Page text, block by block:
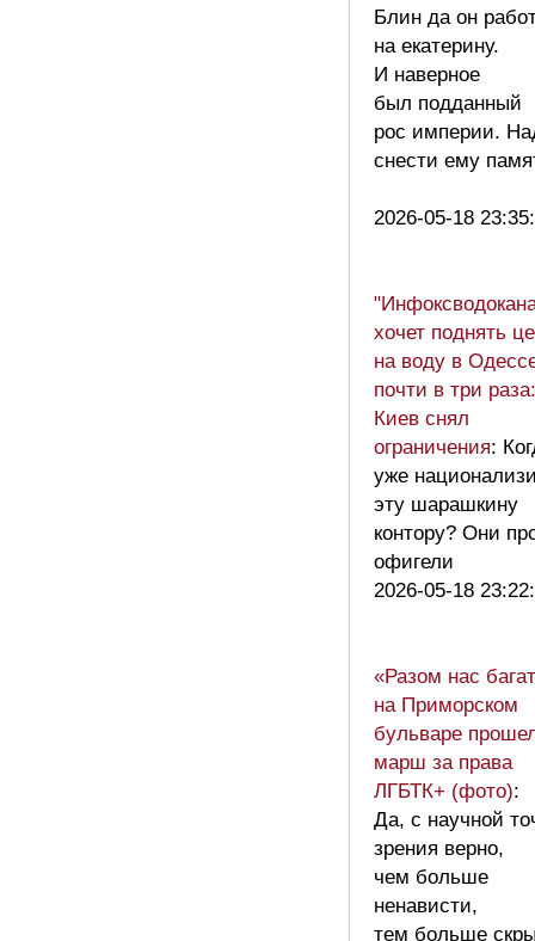
Блин да он
на екатерину.
И наверное
был подданный
рос империи.
снести ему
2026-05-18
хочет поднять
на воду в
почти в три раза:
Киев снял
ограничения:
уже
эту шарашкину
контору? Они
офигели
2026-05-18
«Разом нас
на Приморском
бульваре
марш за права
ЛГБТК+ (фото):
Да, с научной
зрения верно,
чем больше
ненависти,
тем больше